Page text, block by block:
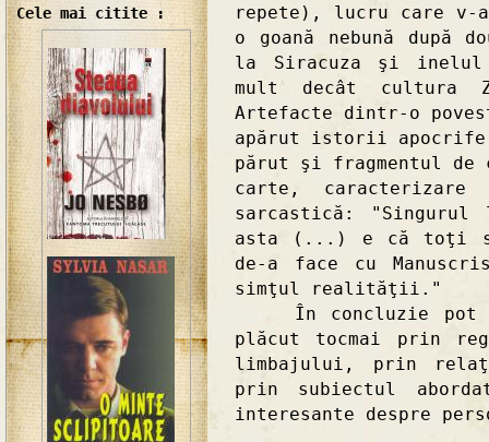
Cele mai citite :
repete), lucru care v-
o goană nebună după
la Siracuza şi inelul
mult decât cultura
Artefacte dintr-o
apărut istorii
părut şi fragmentul
carte, caracterizare
sarcastică:
asta (...) e că toţi
de-a face cu
simţul realităţii."
În concluzie pot
plăcut tocmai prin
limbajului, prin
prin subiectul
interesante despre